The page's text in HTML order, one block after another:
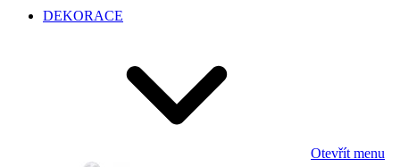
DEKORACE
Otevřít menu